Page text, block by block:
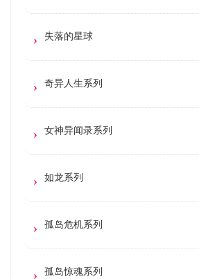
失落的星球
奇异人生系列
女神异闻录系列
如龙系列
孤岛危机系列
孤岛惊魂系列